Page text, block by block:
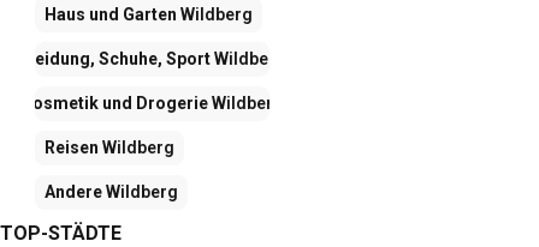
Haus und Garten Wildberg
Kleidung, Schuhe, SportWildberg
Kosmetik und DrogerieWildberg
Reisen Wildberg
AndereWildberg
TOP-STÄDTE